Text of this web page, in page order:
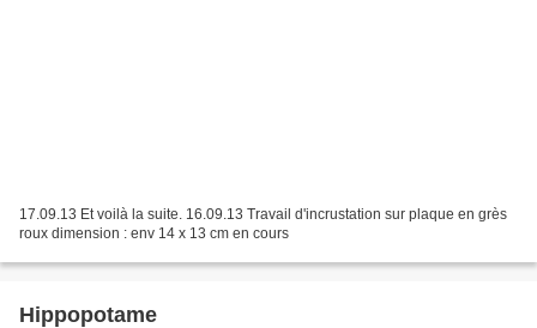
17.09.13 Et voilà la suite. 16.09.13 Travail d'incrustation sur plaque en grès
roux dimension : env 14 x 13 cm en cours
Hippopotame